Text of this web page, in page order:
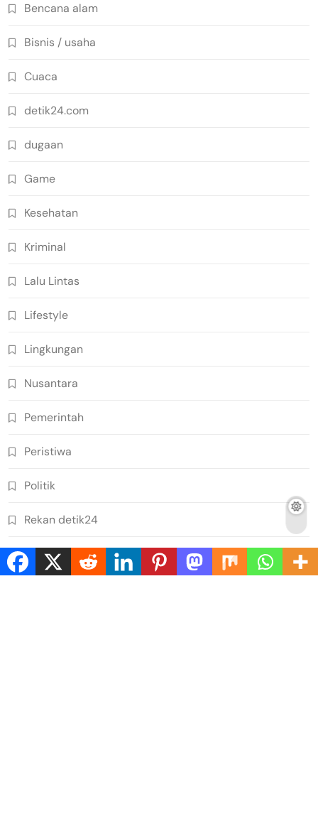
Bencana alam
Bisnis / usaha
Cuaca
detik24.com
dugaan
Game
Kesehatan
Kriminal
Lalu Lintas
Lifestyle
Lingkungan
Nusantara
Pemerintah
Peristiwa
Politik
Rekan detik24
Rohul